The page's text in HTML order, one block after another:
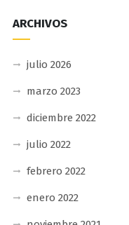
ARCHIVOS
julio 2026
marzo 2023
diciembre 2022
julio 2022
febrero 2022
enero 2022